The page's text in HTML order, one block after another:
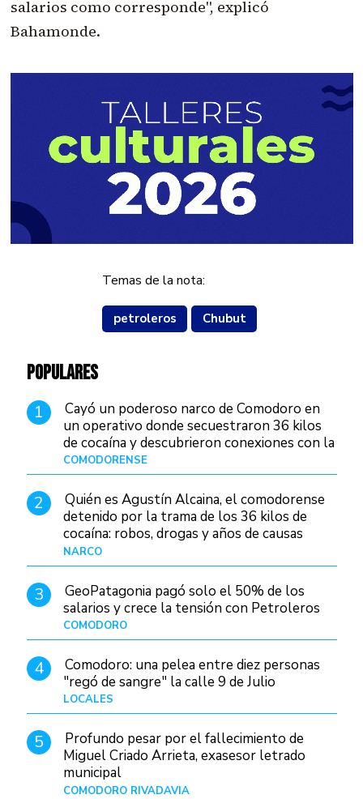
salarios como corresponde", explicó
Bahamonde.
Temas de la nota:
petroleros Chubut
POPULARES
1
Cayó un poderoso narco de Comodoro en
un operativo donde secuestraron 36 kilos
de cocaína y descubrieron conexiones con la
Patagonia
COMODORENSE
2
Quién es Agustín Alcaina, el comodorense
detenido por la trama de los 36 kilos de
cocaína: robos, drogas y años de causas
judiciales
NARCO
3
GeoPatagonia pagó solo el 50% de los
salarios y crece la tensión con Petroleros
COMODORO
4
Comodoro: una pelea entre diez personas
"regó de sangre" la calle 9 de Julio
LOCALES
5
Profundo pesar por el fallecimiento de
Miguel Criado Arrieta, exasesor letrado
municipal
COMODORO RIVADAVIA